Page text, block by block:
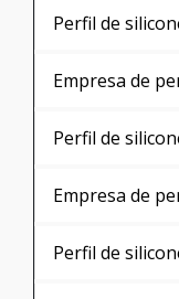
Borracha para
Fabricante de
Perfil de
Perfil
Perfil silicone